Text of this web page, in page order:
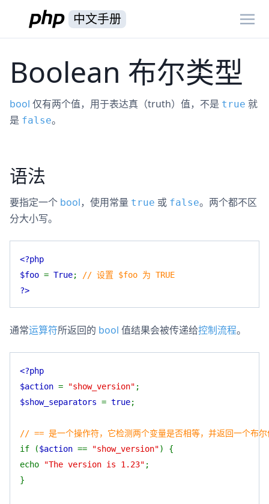
中文手册
Boolean 布尔类型
bool 仅有两个值，用于表达真（truth）值，不是 true 就
是 false。
语法
要指定一个 bool，使用常量 true 或 false。两个都不区
分大小写。
<?php
$foo = True;
// 设置 $foo 为 TRUE
?>
通常运算符所返回的 bool 值结果会被传递给控制流程。
<?php
$action = "show_version" ;
$show_separators = true;
// == 是一个操作符，它检测两个变量是否相等，并返回一个布尔
if ($action == "show_version") {
echo
"The version is 1.23" ;
}